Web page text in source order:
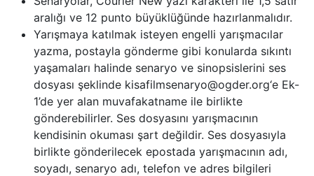
aralığı ve 12 punto büyüklüğünde hazırlanmalıdır.
Yarışmaya katılmak isteyen engelli yarışmacılar
yazma, postayla gönderme gibi konularda sıkıntı
yaşamaları halinde senaryo ve sinopsislerini ses
dosyası şeklinde kisafilmsenaryo@ogder.org‘e Ek-
1’de yer alan muvafakatname ile birlikte
gönderebilirler. Ses dosyasını yarışmacının
kendisinin okuması şart değildir. Ses dosyasıyla
birlikte gönderilecek epostada yarışmacının adı,
soyadı, senaryo adı, telefon ve adres bilgileri